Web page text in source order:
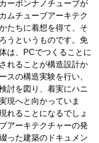
ーボンナノチューブが
ムチューブアーキテク
たちに着想を得て、そ
うというものです。免
は、PCでつくることに
れることが構造設計か
スの構造実験を行い、
討を図り、着実にハニ
現へと向かっていま
れることになるでしょ
アーキテクチャーの発
った建築のドキュメン